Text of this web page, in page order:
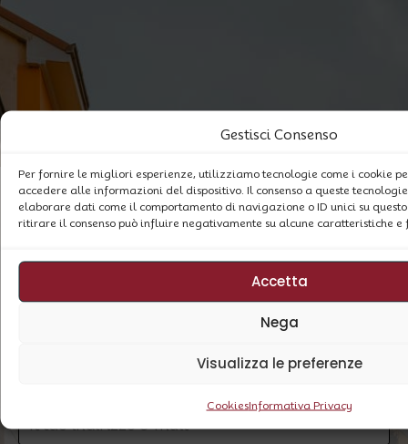
Gestisci Consenso
Per fornire le migliori esperienze, utilizziamo tecnologie come i cookie
accedere alle informazioni del dispositivo. Il consenso a queste
elaborare dati come il comportamento di navigazione o ID unici su questo
ritirare il consenso può influire negativamente su alcune caratteristiche e
Accetta
Nega
Visualizza le preferenze
CookiesInformativa Privacy
Vuoi saperne di più?
Iscriviti alla
Progettocasa